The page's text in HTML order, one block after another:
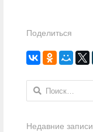
Поделиться
Найти:
Недавние записи